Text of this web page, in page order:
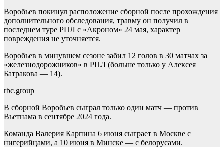
Воробьев покинул расположение сборной после прохождения
дополнительного обследования, травму он получил в
последнем туре РПЛ с «Акроном» 24 мая, характер
повреждения не уточняется.
Воробьев в минувшем сезоне забил 12 голов в 30 матчах за
«железнодорожников» в РПЛ (больше только у Алексея
Батракова — 14).
rbc.group
В сборной Воробьев сыграл только один матч — против
Вьетнама в сентябре 2024 года.
Команда Валерия Карпина 6 июня сыграет в Москве с
нигерийцами, а 10 июня в Минске — с белорусами.